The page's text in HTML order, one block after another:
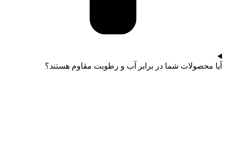
آیا محصولات شما در برابر آب و رطوبت مقاوم هستند؟